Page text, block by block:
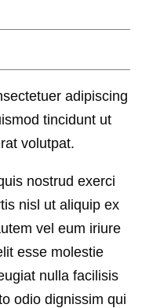
adipiscing
tincidunt ut
volutpat.
nostrud exerci
nisl ut aliquip ex
vel eum iriure
esse molestie
nulla facilisis
odio dignissim qui